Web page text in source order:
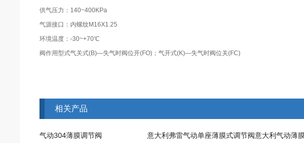
供气压力：140~400KPa
气源接口：内螺纹M16X1.25
环境温度：-30~+70℃
阀作用型式气关式(B)—失气时阀位开(FO)；气开式(K)—失气时阀位关(FC)
相关产品
气动304薄膜调节阀 意大利弗雷气动单座薄膜式调节阀意大利气动薄